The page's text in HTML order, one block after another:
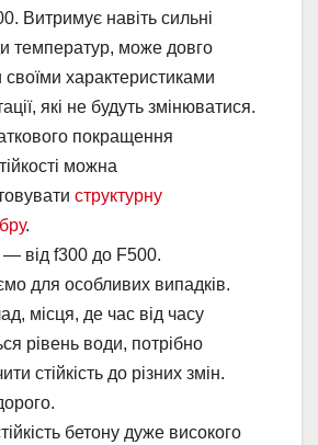
Витримує навіть сильні
температур, може довго
своїми характеристиками
які не будуть змінюватися.
покращення
можна
структурну
.
— від f300 до F500.
для особливих випадків.
місця, де час від часу
рівень води, потрібно
стійкість до різних змін.
бетону дуже високого